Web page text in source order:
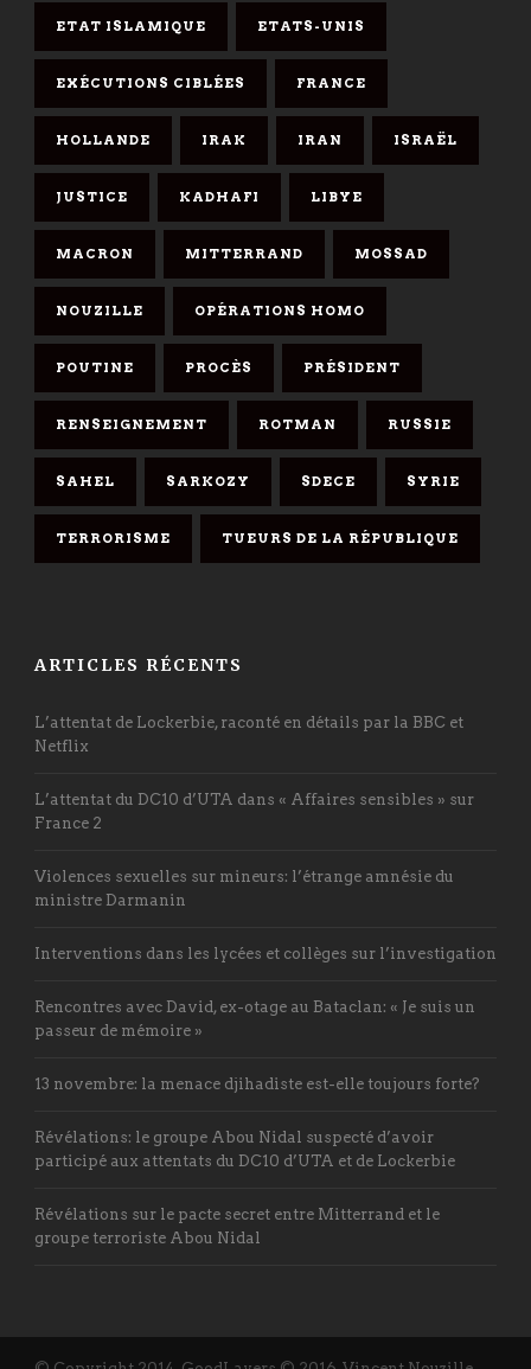
ETAT ISLAMIQUE ETATS-UNIS
EXÉCUTIONS CIBLÉES FRANCE
HOLLANDE IRAK IRAN ISRAËL
JUSTICE KADHAFI LIBYE
MACRON MITTERRAND MOSSAD
NOUZILLE OPÉRATIONS HOMO
POUTINE PROCÈS PRÉSIDENT
RENSEIGNEMENT ROTMAN RUSSIE
SAHEL SARKOZY SDECE SYRIE
TERRORISME TUEURS DE LA RÉPUBLIQUE
ARTICLES RÉCENTS
L’attentat de Lockerbie, raconté en détails par la BBC et
Netflix
L’attentat du DC10 d’UTA dans « Affaires sensibles » sur
France 2
Violences sexuelles sur mineurs: l’étrange amnésie du
ministre Darmanin
Interventions dans les lycées et collèges sur l’investigation
Rencontres avec David, ex-otage au Bataclan: « Je suis un
passeur de mémoire »
13 novembre: la menace djihadiste est-elle toujours forte?
Révélations: le groupe Abou Nidal suspecté d’avoir
participé aux attentats du DC10 d’UTA et de Lockerbie
Révélations sur le pacte secret entre Mitterrand et le
groupe terroriste Abou Nidal